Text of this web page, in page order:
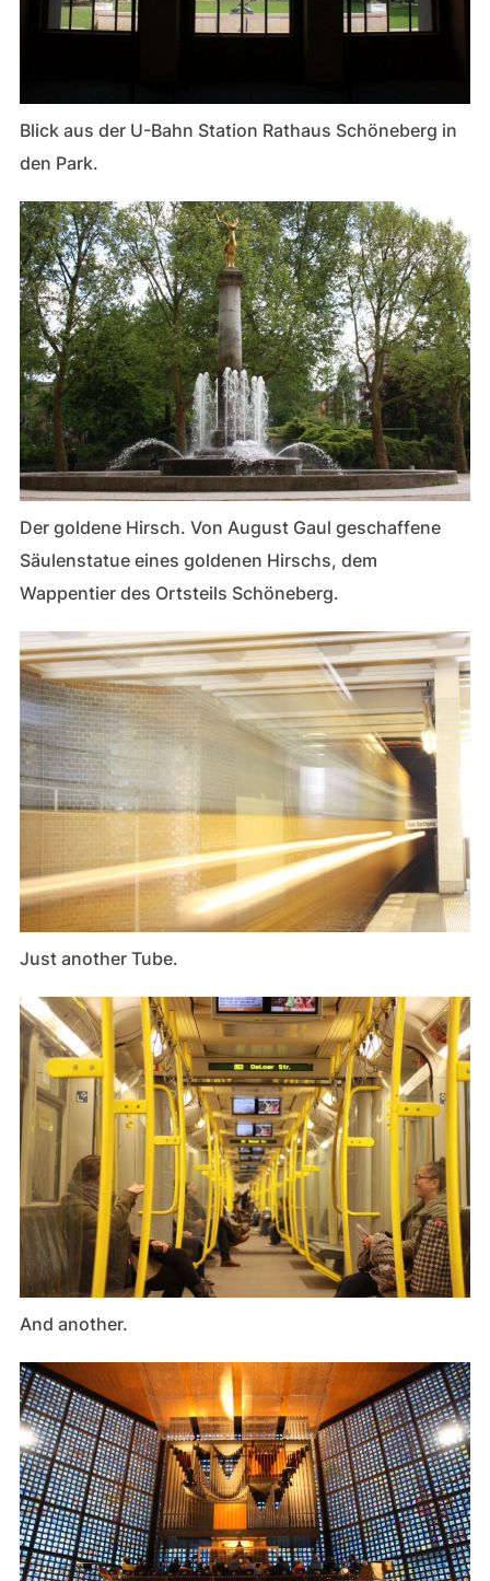
Blick aus der U-Bahn Station Rathaus Schöneberg in
den Park.
Der goldene Hirsch. Von August Gaul geschaffene
Säulenstatue eines goldenen Hirschs, dem
Wappentier des Ortsteils Schöneberg.
Just another Tube.
And another.